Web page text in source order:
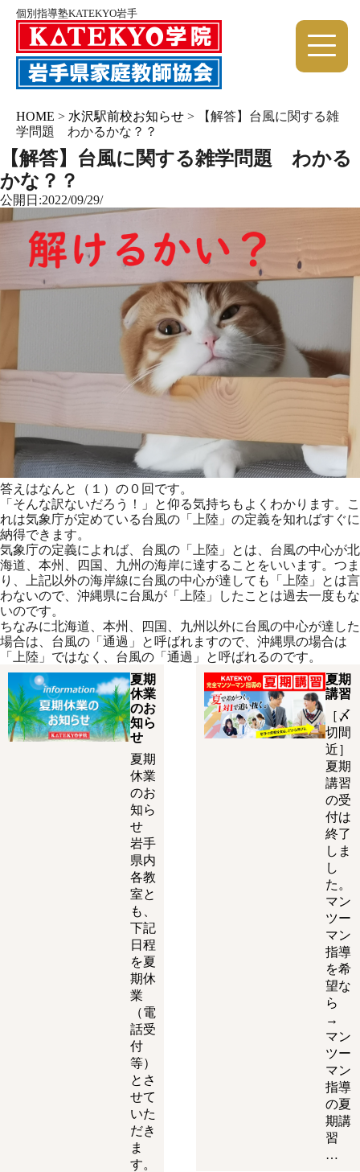
個別指導塾KATEKYO岩手
HOME > 水沢駅前校お知らせ >
【解答】台風に関する雑
学問題 わかるかな？？
【解答】台風に関する雑学問題 わかる
かな？？
公開日:2022/09/29/
答えはなんと（１）の０回です。
「そんな訳ないだろう！」と仰る気持ちもよくわかります。こ
れは気象庁が定めている台風の「上陸」の定義を知ればすぐに
納得できます。
気象庁の定義によれば、台風の「上陸」とは、台風の中心が北
海道、本州、四国、九州の海岸に達することをいいます。つま
り、上記以外の海岸線に台風の中心が達しても「上陸」とは言
わないので、沖縄県に台風が「上陸」したことは過去一度もな
いのです。
ちなみに北海道、本州、四国、九州以外に台風の中心が達した
場合は、台風の「通過」と呼ばれますので、沖縄県の場合は
「上陸」ではなく、台風の「通過」と呼ばれるのです。
夏期
休業
のお
知ら
せ
夏期
休業
のお
知ら
せ
岩手
県内
各教
室と
も、
下記
日程
を夏
期休
業
（電
話受
付
等）
とさ
せて
いた
だき
ま
す。
夏期
講習
［〆
切間
近］
夏期
講習
の受
付は
終了
しま
し
た。
マン
ツー
マン
指導
を希
望な
ら
→
マン
ツー
マン
指導
の夏
期講
習
…